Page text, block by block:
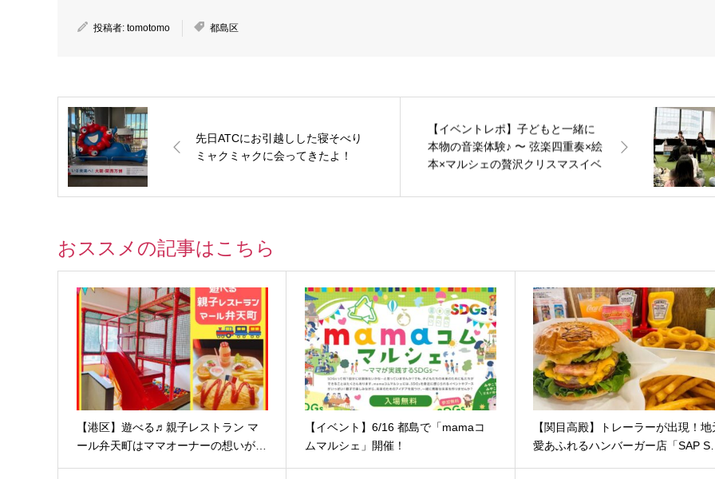
投稿者: tomotomo 都島区
先日ATCにお引越しした寝そべり
ミャクミャクに会ってきたよ！
【イベントレポ】子どもと一緒に
本物の音楽体験♪ 〜 弦楽四重奏×絵
本×マルシェの贅沢クリスマスイベ
おススメの記事はこちら
【港区】遊べる♬親子レストラン マ
ール弁天町はママオーナーの想いが…
【イベント】6/16 都島で「mamaコ
ムマルシェ」開催！
【関目高殿】トレーラーが出現！地
愛あふれるハンバーガー店「SAP